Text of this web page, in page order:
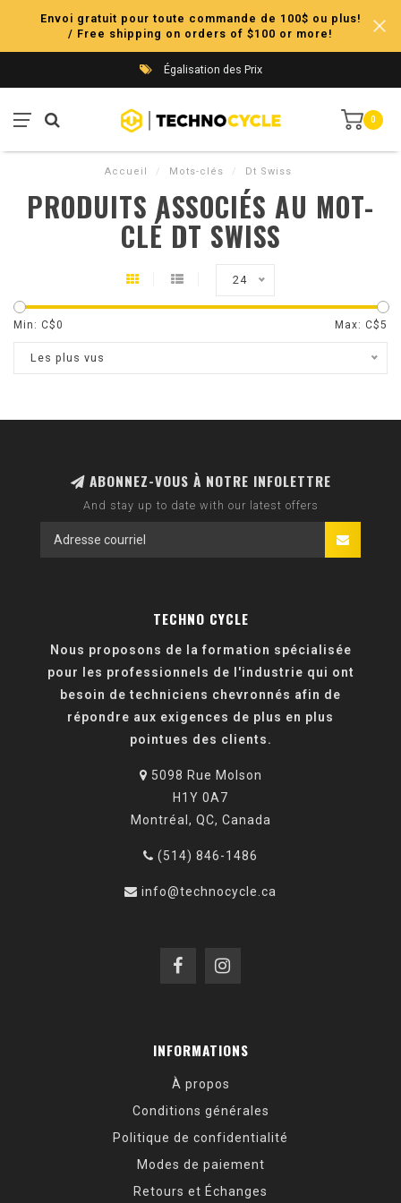
Envoi gratuit pour toute commande de 100$ ou plus!
/ Free shipping on orders of $100 or more!
Égalisation des Prix
0
Accueil / Mots-clés / Dt Swiss
PRODUITS ASSOCIÉS AU MOT-
CLÉ DT SWISS
24
Min: C$0 Max: C$5
Les plus vus
ABONNEZ-VOUS À NOTRE INFOLETTRE
And stay up to date with our latest offers
TECHNO CYCLE
Nous proposons de la formation spécialisée
pour les professionnels de l'industrie qui ont
besoin de techniciens chevronnés afin de
répondre aux exigences de plus en plus
pointues des clients.
5098 Rue Molson
H1Y 0A7
Montréal, QC, Canada
(514) 846-1486
info@technocycle.ca
INFORMATIONS
À propos
Conditions générales
Politique de confidentialité
Modes de paiement
Retours et Échanges